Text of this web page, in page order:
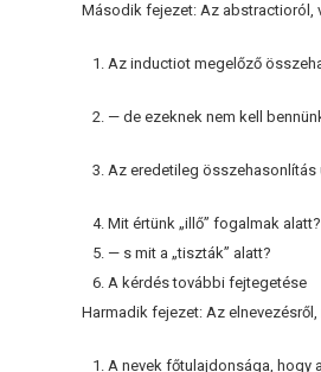
4. Mit értünk „illő” fogalmak alatt?
5. — s mit a „tiszták” alatt?
6. A kérdés további fejtegetése